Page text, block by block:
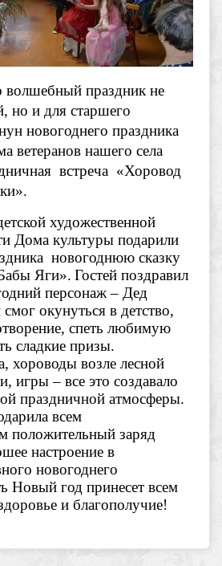
волшебный праздник не
но и для старшего
новогоднего праздника
ветеранов нашего села
встреча «Хоровод
художественной
Дома культуры подарили
новогоднюю сказку
Яги». Гостей поздравил
персонаж – Дед
окунуться в детство,
спеть любимую
сладкие призы.
хороводы возле лесной
игры – все это создавало
праздничной атмосферы.
всем
положительный заряд
настроение в
новогоднего
Новый год принесет всем
и благополучие!